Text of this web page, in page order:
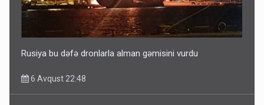
Ərdoğana sui-qəsd planının iştirakçısı detalları açıqladı
Rusiya bu dəfə dronlarla alman gəmisini vurdu
6 Avqust 22:48